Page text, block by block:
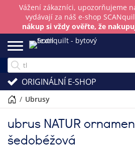
Vážení zákazníci, upozorňujeme
vydávají za náš e-shop
nákup si vždy ověřte, že
ORIGINÁLNÍ E-SHOP
/ ubrusy
ubrus NATUR
šedobéžová